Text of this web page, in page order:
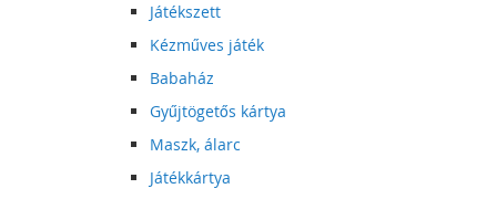
Játékszett
Kézműves játék
Babaház
Gyűjtögetős kártya
Maszk, álarc
Játékkártya